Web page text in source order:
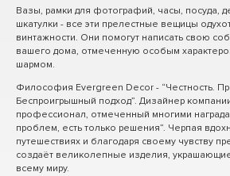
Вазы, рамки для фотографий, часы, посуда,
шкатулки - все эти прелестные вещицы
винтажности. Они помогут написать свою
вашего дома, отмеченную особым
шармом.
Философия Evergreen Decor - “Честность.
Беспроигрышный подход”. Дизайнер
профессионал, отмеченный многими
проблем, есть только решения”. Черпая
путешествиях и благодаря своему чувству
создаёт великолепные изделия,
всему миру.